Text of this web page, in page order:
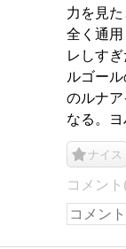
力を見
全く通
レしす
ルゴー
のルナ
なる。ヨ
ナイス
コメント